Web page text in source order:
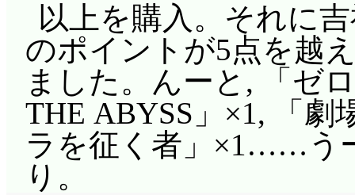
以上を購入。それに
のポイントが5点を越
ました。んーと, 「ゼ
THE ABYSS」×1, 「劇
ラを征く者」×1……う
り。